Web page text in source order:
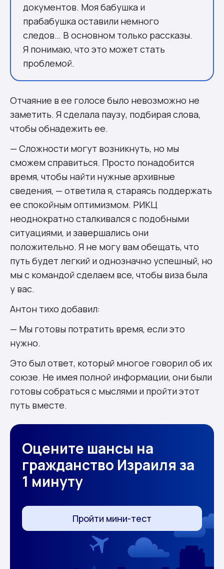
документов. Моя бабушка и
прабабушка оставили немного
следов… В основном только рассказы.
Я понимаю, что это может стать
проблемой.
Отчаяние в ее голосе было невозможно не
заметить. Я сделала паузу, подбирая слова,
чтобы обнадежить ее.
— Сложности могут возникнуть, но мы
сможем справиться. Просто понадобится
время, чтобы найти нужные архивные
сведения, — ответила я, стараясь поддержать
ее спокойным оптимизмом. РИКЦ
неоднократно сталкивался с подобными
ситуациями, и завершались они
положительно. Я не могу вам обещать, что
путь будет легкий и однозначно успешный, но
мы с командой сделаем все, чтобы виза была
у вас.
Антон тихо добавил:
— Мы готовы потратить время, если это
нужно.
Это был ответ, который многое говорил об их
союзе. Не имея полной информации, они были
готовы собраться с мыслями и пройти этот
путь вместе.
Оцените шансы на
гражданство Израиля за
1 минуту
Пройти мини-тест